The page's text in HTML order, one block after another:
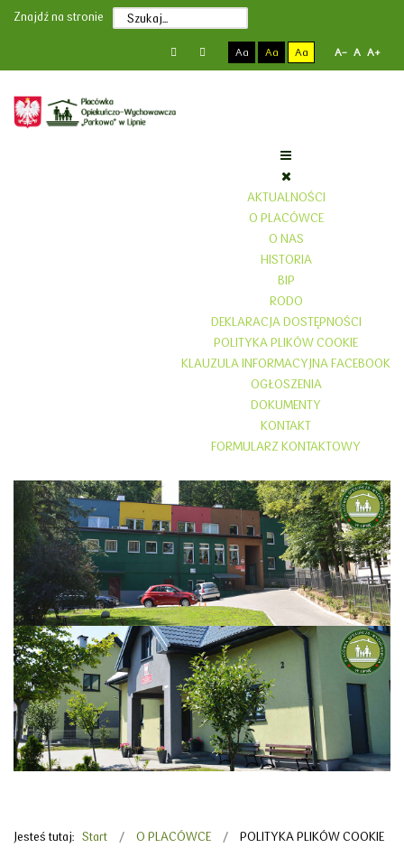
Znajdź na stronie
Aa Aa Aa A- A A+
AKTUALNOŚCI
O PLACÓWCE
O NAS
HISTORIA
BIP
RODO
DEKLARACJA DOSTĘPNOŚCI
POLITYKA PLIKÓW COOKIE
KLAUZULA INFORMACYJNA FACEBOOK
OGŁOSZENIA
DOKUMENTY
KONTAKT
FORMULARZ KONTAKTOWY
Jesteś tutaj: Start O PLACÓWCE POLITYKA PLIKÓW COOKIE
rokmiesiąc
rokmiesiąc